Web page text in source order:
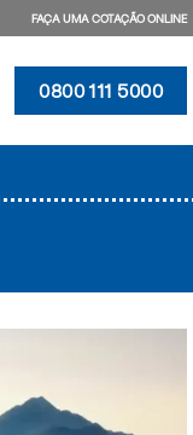
FAÇA UMA COTAÇÃO ONLINE
0800 111 5000